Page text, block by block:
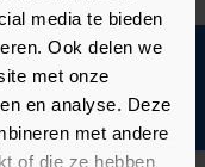
media te bieden
Ook delen we
met onze
en analyse. Deze
met andere
of die ze hebben
je nodig?
per m²